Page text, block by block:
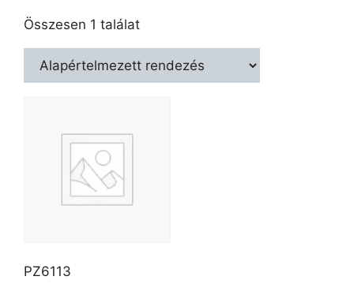
Összesen 1 találat
PZ6113